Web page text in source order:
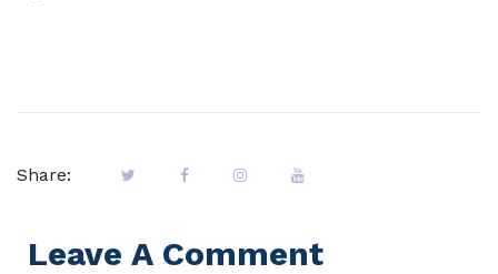
Share:
Leave A Comment